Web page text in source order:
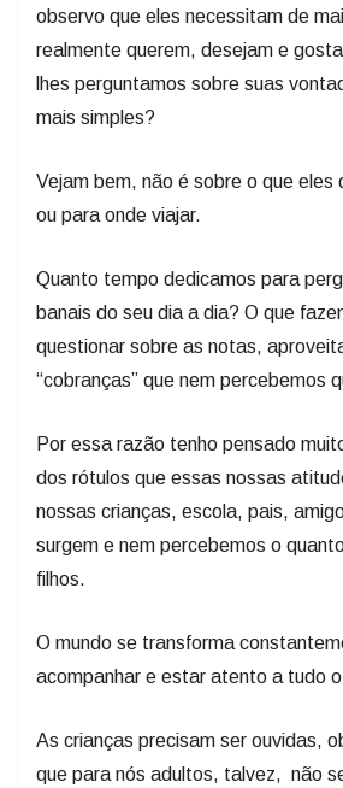
observo que eles necessitam de
realmente querem, desejam e
lhes perguntamos sobre suas
mais simples?
Vejam bem, não é sobre o que eles
ou para onde viajar.
Quanto tempo dedicamos para
banais do seu dia a dia? O que
questionar sobre as notas,
“cobranças” que nem percebemos
Por essa razão tenho pensado
dos rótulos que essas nossas
nossas crianças, escola, pais,
surgem e nem percebemos o
filhos.
O mundo se transforma
acompanhar e estar atento a tudo
As crianças precisam ser ouvidas,
que para nós adultos, talvez, não